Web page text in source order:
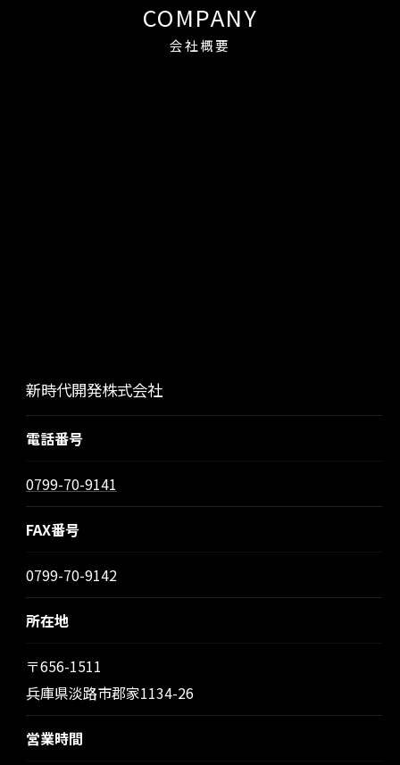
会社概要
COMPANY
新時代開発株式会社
電話番号
0799-70-9141
FAX番号
0799-70-9142
所在地
〒656-1511
兵庫県淡路市郡家1134-26
営業時間
お問い合わせ・ご相談はこちら